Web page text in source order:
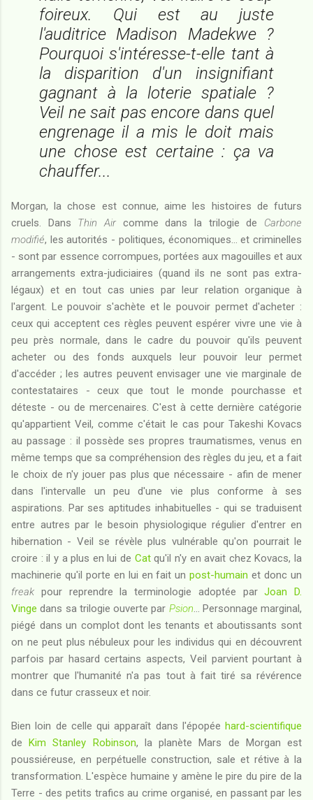
foireux. Qui est au juste
l'auditrice Madison Madekwe ?
Pourquoi s'intéresse-t-elle tant à
la disparition d'un insignifiant
gagnant à la loterie spatiale ?
Veil ne sait pas encore dans quel
engrenage il a mis le doit mais
une chose est certaine : ça va
chauffer...
Morgan, la chose est connue, aime les histoires de futurs
cruels. Dans Thin Aircomme dans la trilogie de Carbone
modifié, les autorités - politiques, économiques... et criminelles
- sont par essence corrompues, portées aux magouilles et aux
arrangements extra-judiciaires (quand ils ne sont pas extra-
légaux) et en tout cas unies par leur relation organique à
l'argent. Le pouvoir s'achète et le pouvoir permet d'acheter :
ceux qui acceptent ces règles peuvent espérer vivre une vie à
peu près normale, dans le cadre du pouvoir qu'ils peuvent
acheter ou des fonds auxquels leur pouvoir leur permet
d'accéder ; les autres peuvent envisager une vie marginale de
contestataires - ceux que tout le monde pourchasse et
déteste - ou de mercenaires. C'est à cette dernière catégorie
qu'appartient Veil, comme c'était le cas pour Takeshi Kovacs
au passage : il possède ses propres traumatismes, venus en
même temps que sa compréhension des règles du jeu, et a fait
le choix de n'y jouer pas plus que nécessaire - afin de mener
dans l'intervalle un peu d'une vie plus conforme à ses
aspirations. Par ses aptitudes inhabituelles - qui se traduisent
entre autres par le besoin physiologique régulier d'entrer en
hibernation - Veil se révèle plus vulnérable qu'on pourrait le
croire : il y a plus en lui de Catqu'il n'y en avait chez Kovacs, la
machinerie qu'il porte en lui en fait unpost-humain et donc un
freak pour reprendre la terminologie adoptée parJoan D.
Vinge dans sa trilogie ouverte par Psion ... Personnage marginal,
piégé dans un complot dont les tenants et aboutissants sont
on ne peut plus nébuleux pour les individus qui en découvrent
parfois par hasard certains aspects, Veil parvient pourtant à
montrer que l'humanité n'a pas tout à fait tiré sa révérence
dans ce futur crasseux et noir.
Bien loin de celle qui apparaît dans l'épopée hard-scientifique
deKim Stanley Robinson, la planète Mars de Morgan est
poussiéreuse, en perpétuelle construction, sale et rétive à la
transformation. L'espèce humaine y amène le pire du pire de la
Terre - des petits trafics au crime organisé, en passant par les